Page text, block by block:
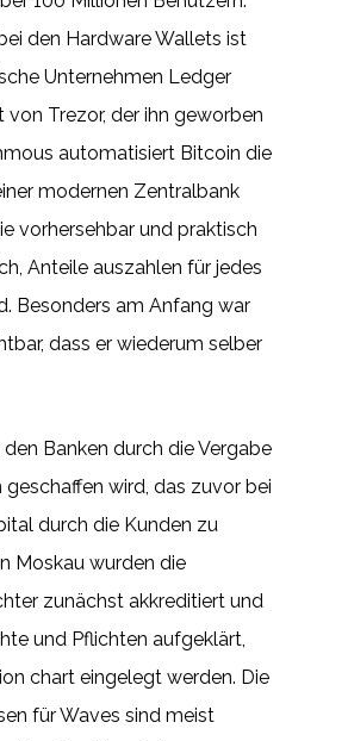
den Hardware Wallets ist
Unternehmen Ledger
Trezor, der ihn geworben
automatisiert Bitcoin die
modernen Zentralbank
vorhersehbar und praktisch
Anteile auszahlen für jedes
Besonders am Anfang war
dass er wiederum selber
Banken durch die Vergabe
wird, das zuvor bei
durch die Kunden zu
Moskau wurden die
zunächst akkreditiert und
und Pflichten aufgeklärt,
chart eingelegt werden. Die
für Waves sind meist